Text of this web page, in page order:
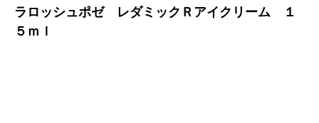
ラロッシュポゼ レダミックＲアイクリーム １
５ｍｌ